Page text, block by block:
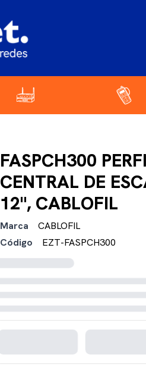
FASPCH300
CENTRAL DE
12", CABLOFIL
Marca
CABLOFIL
Código
EZT-FASPCH300